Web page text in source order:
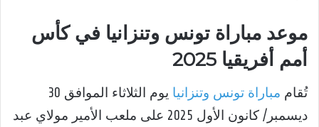
موعد مباراة تونس وتنزانيا في كأس
أمم أفريقيا 2025
تُقام مباراة تونس وتنزانيا
يوم الثلاثاء الموافق 30
ديسمبر/ كانون الأول 2025 على ملعب الأمير مولاي عبد